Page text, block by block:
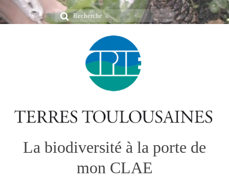
Rechercher
:
La biodiversité à la porte de
mon CLAE